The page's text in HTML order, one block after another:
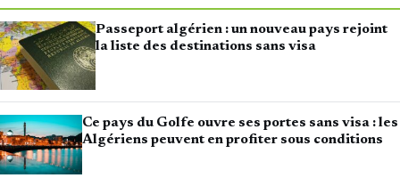
Passeport algérien : un nouveau pays rejoint
la liste des destinations sans visa
Ce pays du Golfe ouvre ses portes sans visa : les
Algériens peuvent en profiter sous conditions